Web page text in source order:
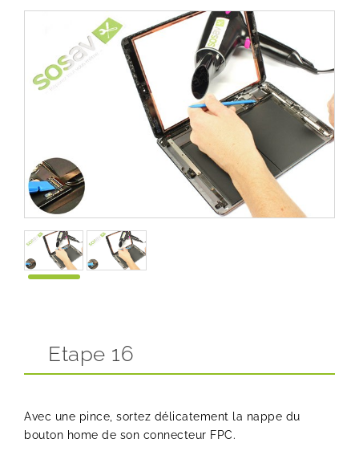
Etape 16
Avec une pince, sortez délicatement la nappe du
bouton home de son connecteur FPC.